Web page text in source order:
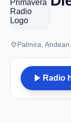
placePalmira,
play_arrow Radio